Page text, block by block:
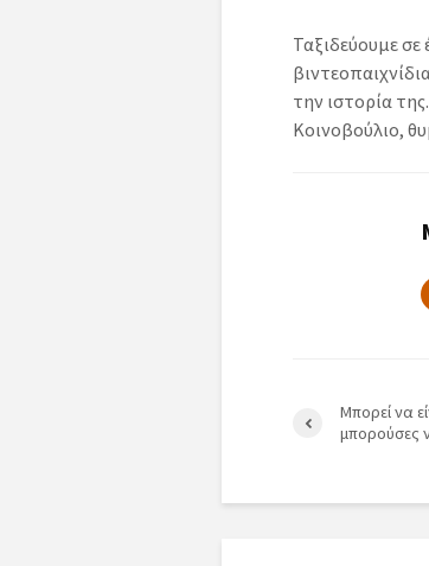
Ταξιδεύουμε
την ιστορία
Κοινοβούλιο,
Μπορεί να
μπορούσες